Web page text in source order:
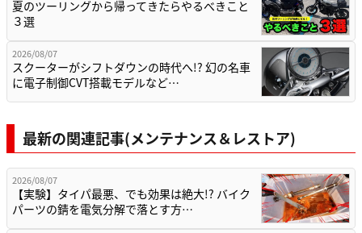
夏のツーリングから帰ってきたらやるべきこと
３選
2026/08/07
スクーターがシフトダウンの時代へ!? 幻の名車
に電子制御CVT搭載モデルなど…
最新の関連記事(メンテナンス＆レストア)
2026/08/07
【実験】タイパ最悪、でも効果は絶大!? バイク
パーツの錆を電気分解で落とす方…